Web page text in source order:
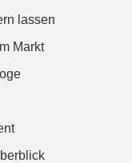
lassen
Markt